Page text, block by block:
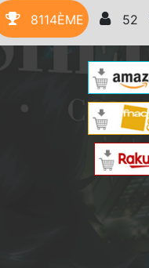
8114ÈME 52